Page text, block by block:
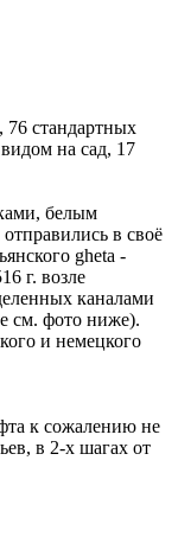
стандартных
на сад, 17
белым
в своё
gheta -
г. возле
каналами
см. фото ниже).
и немецкого
к сожалению не
в 2-х шагах от